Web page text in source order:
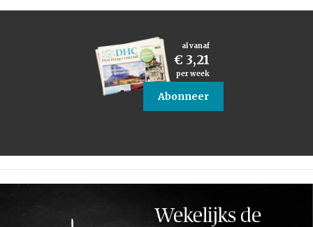
al vanaf
€ 3,21
per week
Abonneer